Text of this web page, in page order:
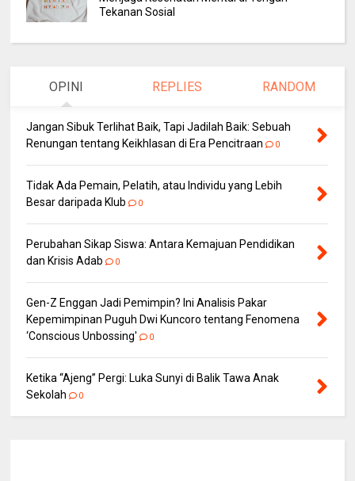
Tekanan Sosial
OPINI REPLIES RANDOM
Jangan Sibuk Terlihat Baik, Tapi Jadilah Baik: Sebuah
Renungan tentang Keikhlasan di Era Pencitraan
0
Tidak Ada Pemain, Pelatih, atau Individu yang Lebih
Besar daripada Klub
0
Perubahan Sikap Siswa: Antara Kemajuan Pendidikan
dan Krisis Adab
0
Gen-Z Enggan Jadi Pemimpin? Ini Analisis Pakar
Kepemimpinan Puguh Dwi Kuncoro tentang Fenomena
‘Conscious Unbossing'
0
Ketika “Ajeng” Pergi: Luka Sunyi di Balik Tawa Anak
Sekolah
0